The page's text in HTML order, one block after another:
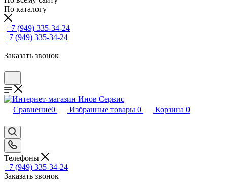
По каталогу
+7 (949) 335-34-24
+7 (949) 335-34-24
Заказать звонок
Сравнение0 Избранные товары 0 Корзина 0
Телефоны
+7 (949) 335-34-24
Заказать звонок